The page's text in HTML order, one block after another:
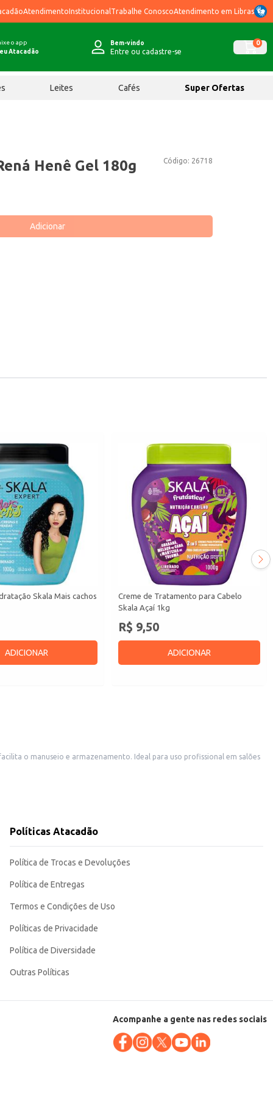
AtendimentoInstitucional Trabalhe ConoscoAtendimento em Libras
o app
Atacadão
Bem-vindo
Entre ou cadastre-se
0
Leites Cafés Super Ofertas
Código: 26718
Henê Gel 180g
Adicionar
Skala Mais cachos
ADICIONAR
Creme de Tratamento para Cabelo
Skala Açaí 1kg
R$ 9,50
ADICIONAR
o manuseio e armazenamento. Ideal para uso profissional em salões
capilar. Sua embalagem compacta facilita o transporte e o
Políticas Atacadão
Política de Trocas e Devoluções
Política de Entregas
Termos e Condições de Uso
Políticas de Privacidade
Política de Diversidade
Outras Políticas
Acompanhe a gente nas redes sociais